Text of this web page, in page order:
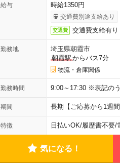
給与 時給1350円
交通費別途支給あり
交通費 交通費支給有り
勤務地
埼玉県朝霞市
朝霞駅からバス7分
物流・倉庫関係
勤務時間 9:00～17:30 ※表記の
期間 長期【ご応募から1週
特徴 日払いOK/履歴書不要/
気になる！